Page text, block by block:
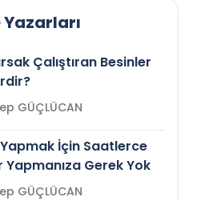
Yazarları
Çalıştıran Besinler
Zeynep GÜÇLÜCAN
İçin Saatlerce
Yapmanıza Gerek Yok
Zeynep GÜÇLÜCAN